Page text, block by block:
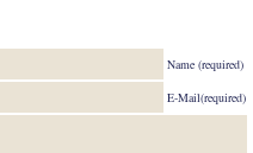
Name (required)
E-Mail(required)